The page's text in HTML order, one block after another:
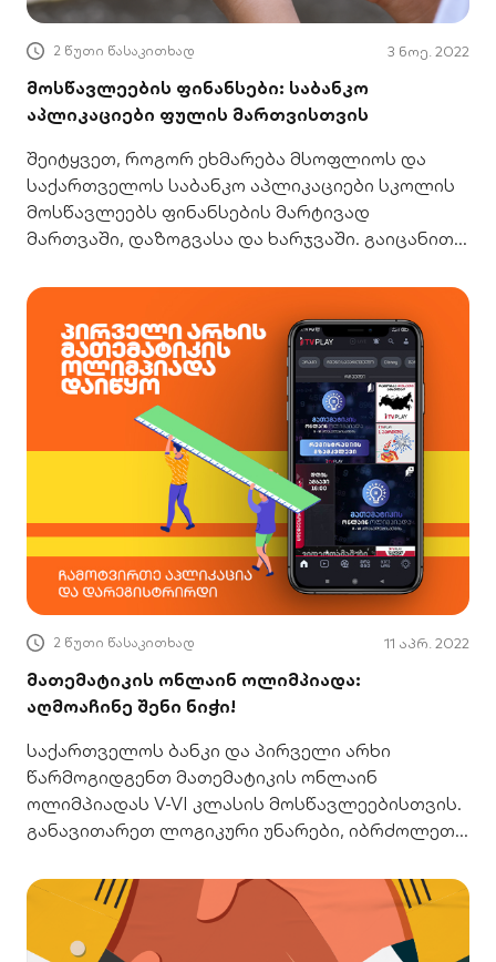
2 წუთი წასაკითხად 3 ნოე. 2022
მოსწავლეების ფინანსები: საბანკო
აპლიკაციები ფულის მართვისთვის
შეიტყვეთ, როგორ ეხმარება მსოფლიოს და
საქართველოს საბანკო აპლიკაციები სკოლის
მოსწავლეებს ფინანსების მარტივად
მართვაში, დაზოგვასა და ხარჯვაში. გაიცანით
2 წუთი წასაკითხად 11 აპრ. 2022
მათემატიკის ონლაინ ოლიმპიადა:
აღმოაჩინე შენი ნიჭი!
საქართველოს ბანკი და პირველი არხი
წარმოგიდგენთ მათემატიკის ონლაინ
ოლიმპიადას V-VI კლასის მოსწავლეებისთვის.
განავითარეთ ლოგიკური უნარები, იბრძოლეთ